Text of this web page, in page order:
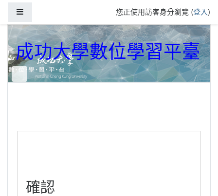
您正使用訪客身分瀏覽 (登入)
成功大學數位學習平臺
確認